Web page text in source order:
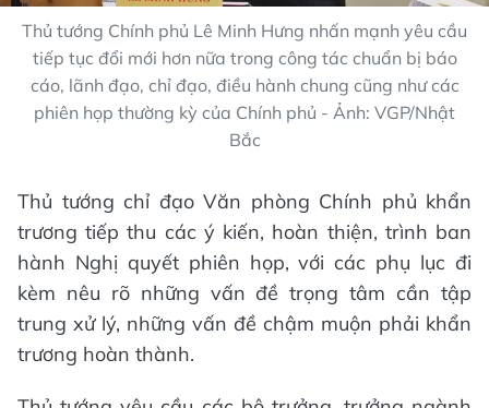
Thủ tướng Chính phủ Lê Minh Hưng nhấn mạnh yêu cầu
tiếp tục đổi mới hơn nữa trong công tác chuẩn bị báo
cáo, lãnh đạo, chỉ đạo, điều hành chung cũng như các
phiên họp thường kỳ của Chính phủ - Ảnh: VGP/Nhật
Bắc
Thủ tướng chỉ đạo Văn phòng Chính phủ khẩn
trương tiếp thu các ý kiến, hoàn thiện, trình ban
hành Nghị quyết phiên họp, với các phụ lục đi
kèm nêu rõ những vấn đề trọng tâm cần tập
trung xử lý, những vấn đề chậm muộn phải khẩn
trương hoàn thành.